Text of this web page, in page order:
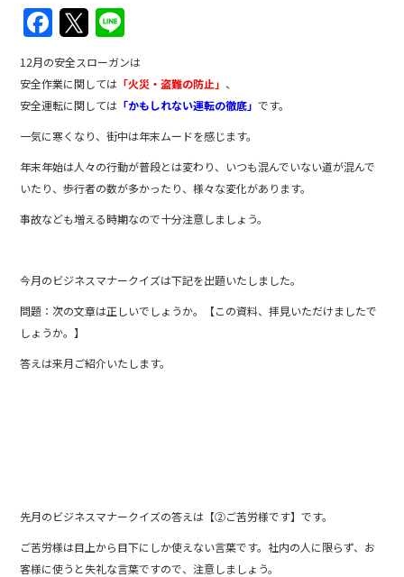
F
a
c
e
b
o
o
k
T
w
itt
er
n
e
12月の安全スローガンは
安全作業に関しては 「火災・盗難の防止」 、
安全運転に関しては 「かもしれない運転の徹底」です。
一気に寒くなり、街中は年末ムードを感じます。
年末年始は人々の行動が普段とは変わり、いつも混んでいない道が混んで
いたり、歩行者の数が多かったり、様々な変化があります。
事故なども増える時期なので十分注意しましょう。
今月のビジネスマナークイズは下記を出題いたしました。
問題：次の文章は正しいでしょうか。【この資料、拝見いただけましたで
しょうか。】
答えは来月ご紹介いたします。
先月のビジネスマナークイズの答えは【②ご苦労様です】です。
ご苦労様は目上から目下にしか使えない言葉です。社内の人に限らず、お
客様に使うと失礼な言葉ですので、注意しましょう。